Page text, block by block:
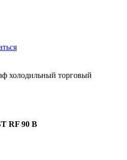
холодильный торговый
RF 90 B